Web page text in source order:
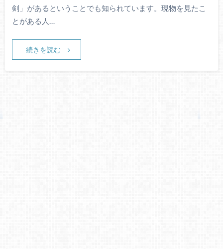
剣」があるということでも知られています。現物を見たこ
とがある人…
続きを読む